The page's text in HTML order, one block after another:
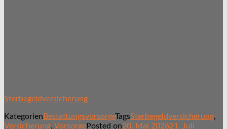
Sterbegeldversicherung
Kategorien BestattungsvorsorgeTagsSterbegeldversicherung,
Versicherung, VorsorgePosted on20. Mai 202621. Juli